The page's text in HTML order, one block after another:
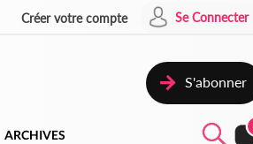
Créer votre compte Se Connecter
S'abonner
ARCHIVES